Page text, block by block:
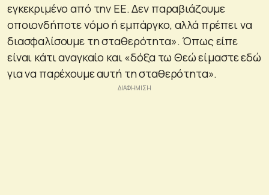
εγκεκριμένο από την ΕΕ. Δεν παραβιάζουμε
οποιονδήποτε νόμο ή εμπάργκο, αλλά πρέπει να
διασφαλίσουμε τη σταθερότητα». Όπως είπε
είναι κάτι αναγκαίο και «δόξα τω Θεώ είμαστε εδώ
για να παρέχουμε αυτή τη σταθερότητα».